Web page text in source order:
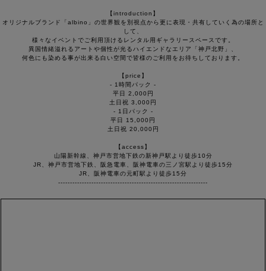
【introduction】
オリジナルブランド「albino」の世界観を別視点から更に表現・共有していく為の場所と
して、
様々なイベントでご利用頂けるレンタル用ギャラリースペースです。
異国情緒溢れるアートや個性が光るハイエンドなエリア「神戸北野」、
何色にも染める事が出来る白い空間で皆様のご利用をお待ちしております。
【price】
- 1時間パック -
平日 2,000円
土日祝 3,000円
- 1日パック -
平日 15,000円
土日祝 20,000円
【access】
山陽新幹線、神戸市営地下鉄の新神戸駅より徒歩10分
JR、神戸市営地下鉄、阪急電車、阪神電車の三ノ宮駅より徒歩15分
JR、阪神電車の元町駅より徒歩15分
---------------------------------------------------------------